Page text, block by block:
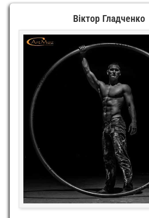
Віктор Гладченко